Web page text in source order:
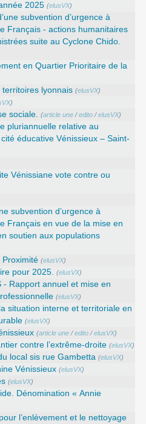
2025 (elusVX)
subvention d’urgence à
Français - actions humanitaires
suite au Cyclone Chido.
en Quartier Prioritaire de la
territoires lyonnais (elusVX)
)
sociale. (article une /edito /elusVX)
pluriannuelle relative au
éducative Vénissieux – Saint-
Vénissiane vote contre ou
subvention d’urgence à
Français en vue de la mise en
soutien aux populations
Proximité (elusVX)
pour 2025. (elusVX)
- Rapport annuel et mise en
(elusVX)
situation interne et territoriale en
(elusVX)
(article une /edito /elusVX)
contre l’extrême-droite (elusVX)
local sis rue Gambetta (elusVX)
Vénissieux (elusVX)
(elusVX)
Dénomination « Annie
l’enlèvement et le nettoyage